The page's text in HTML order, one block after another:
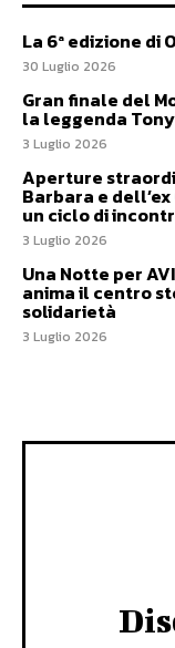
La 6ª edizione
30 Luglio 2026
Gran finale del
la leggenda
3 Luglio 2026
Aperture
Barbara e
un ciclo di
3 Luglio 2026
Una Notte per
anima il centro
solidarietà
3 Luglio 2026